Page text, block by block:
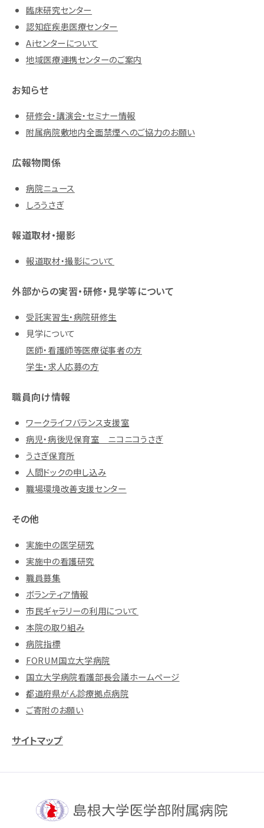
臨床研究センター
認知症疾患医療センター
Aiセンターについて
地域医療連携センターのご案内
お知らせ
研修会・講演会・セミナー情報
附属病院敷地内全面禁煙へのご協力のお願い
広報物関係
病院ニュース
しろうさぎ
報道取材・撮影
報道取材・撮影について
外部からの実習・研修・見学等について
受託実習生・病院研修生
見学について
医師・看護師等医療従事者の方
学生・求人応募の方
職員向け情報
ワークライフバランス支援室
病児・病後児保育室 ニコニコうさぎ
うさぎ保育所
人間ドックの申し込み
職場環境改善支援センター
その他
実施中の医学研究
実施中の看護研究
職員募集
ボランティア情報
市民ギャラリーの利用について
本院の取り組み
病院指標
FORUM国立大学病院
国立大学病院看護部長会議ホームページ
都道府県がん診療拠点病院
ご寄附のお願い
サイトマップ